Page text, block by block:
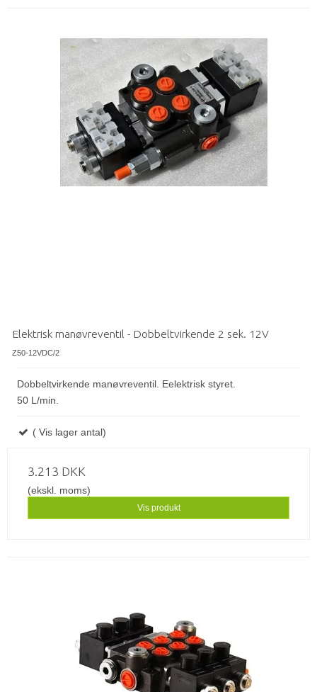
Elektrisk manøvreventil - Dobbeltvirkende 2 sek. 12V
Z50-12VDC/2
Dobbeltvirkende manøvreventil. Eelektrisk styret.
50 L/min.
( Vis lager antal)
3.213 DKK
(ekskl. moms)
Vis produkt